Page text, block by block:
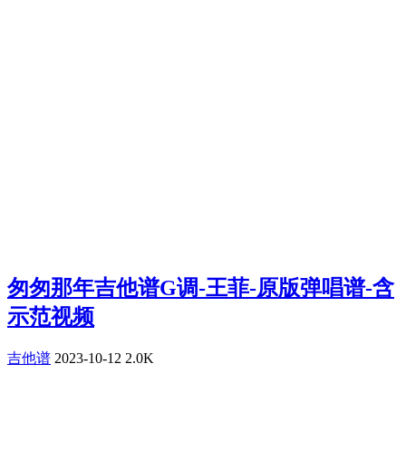
匆匆那年吉他谱G调-王菲-原版弹唱谱-含
示范视频
吉他谱 2023-10-12 2.0K